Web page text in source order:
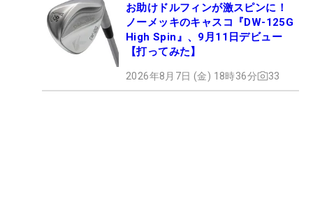
お助けドルフィンが激スピンに！
ノーメッキのキャスコ『DW-125G
High Spin』、9月11日デビュー
【打ってみた】
2026年8月7日 (金) 18時36分 33